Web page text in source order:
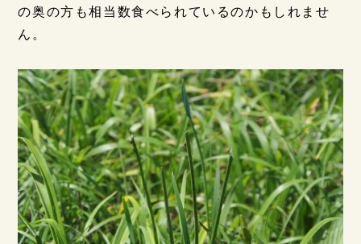
の奥の方も相当数食べられているのかもしれませ
ん。